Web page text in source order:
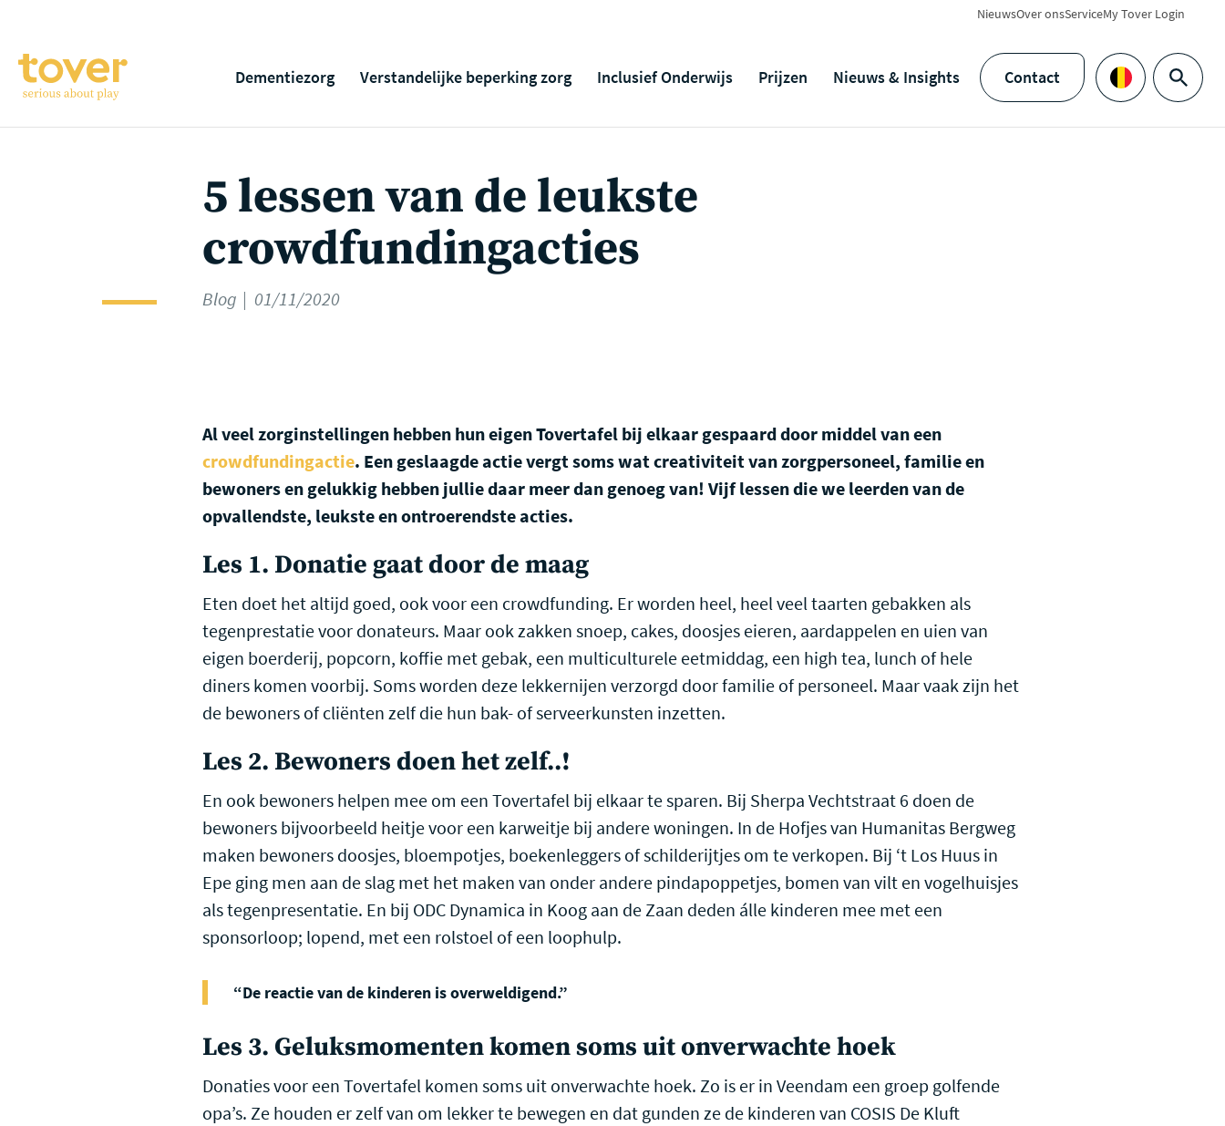
NieuwsOver onsServiceMy Tover Login
Dementiezorg Verstandelijke beperking zorg Inclusief Onderwijs Prijzen Nieuws & Insights
Contact
Languages
Zoeken
5 lessen van de leukste
crowdfundingacties
Blog 01/11/2020
Al veel zorginstellingen hebben hun eigen Tovertafel bij elkaar gespaard door middel van een
crowdfundingactie. Een geslaagde actie vergt soms wat creativiteit van zorgpersoneel, familie en
bewoners en gelukkig hebben jullie daar meer dan genoeg van! Vijf lessen die we leerden van de
opvallendste, leukste en ontroerendste acties.
Les 1. Donatie gaat door de maag
Eten doet het altijd goed, ook voor een crowdfunding. Er worden heel, heel veel taarten gebakken als
tegenprestatie voor donateurs. Maar ook zakken snoep, cakes, doosjes eieren, aardappelen en uien van
eigen boerderij, popcorn, koffie met gebak, een multiculturele eetmiddag, een high tea, lunch of hele
diners komen voorbij. Soms worden deze lekkernijen verzorgd door familie of personeel. Maar vaak zijn het
de bewoners of cliënten zelf die hun bak- of serveerkunsten inzetten.
Les 2. Bewoners doen het zelf..!
En ook bewoners helpen mee om een Tovertafel bij elkaar te sparen. Bij Sherpa Vechtstraat 6 doen de
bewoners bijvoorbeeld heitje voor een karweitje bij andere woningen. In de Hofjes van Humanitas Bergweg
maken bewoners doosjes, bloempotjes, boekenleggers of schilderijtjes om te verkopen. Bij ‘t Los Huus in
Epe ging men aan de slag met het maken van onder andere pindapoppetjes, bomen van vilt en vogelhuisjes
als tegenpresentatie. En bij ODC Dynamica in Koog aan de Zaan deden álle kinderen mee met een
sponsorloop; lopend, met een rolstoel of een loophulp.
“De reactie van de kinderen is overweldigend.”
Les 3. Geluksmomenten komen soms uit onverwachte hoek
Donaties voor een Tovertafel komen soms uit onverwachte hoek. Zo is er in Veendam een groep golfende
opa’s. Ze houden er zelf van om lekker te bewegen en dat gunden ze de kinderen van COSIS De Kluft